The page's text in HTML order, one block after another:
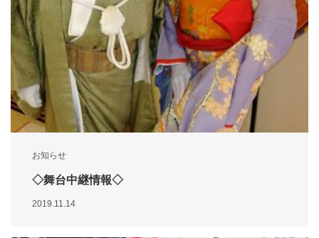
お知らせ
◇舞台中継情報◇
2019.11.14